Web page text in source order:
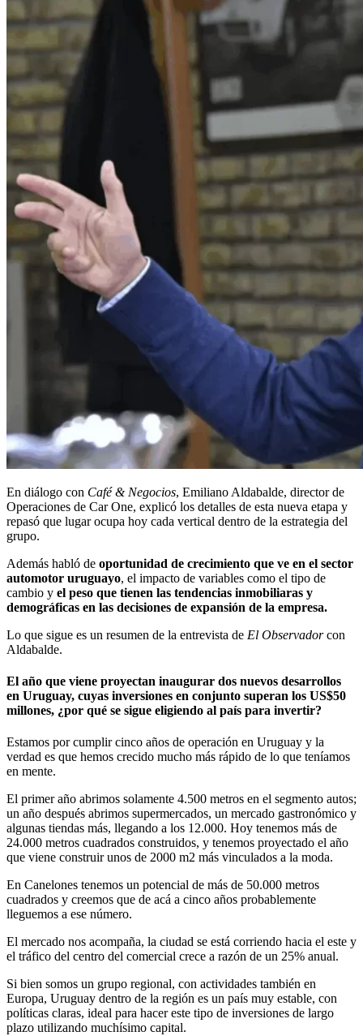
En diálogo con Café & Negocios, Emiliano Aldabalde, director de
Operaciones de Car One, explicó los detalles de esta nueva etapa y
repasó que lugar ocupa hoy cada vertical dentro de la estrategia del
grupo.
Además habló de oportunidad de crecimiento que ve en el sector
automotor uruguayo, el impacto de variables como el tipo de
cambio y el peso que tienen las tendencias inmobiliaras y
demográficas en las decisiones de expansión de la empresa.
Lo que sigue es un resumen de la entrevista de El Observadorcon
Aldabalde.
El año que viene proyectan inaugurar dos nuevos desarrollos
en Uruguay, cuyas inversiones en conjunto superan los US$50
millones, ¿por qué se sigue eligiendo al país para invertir?
Estamos por cumplir cinco años de operación en Uruguay y la
verdad es que hemos crecido mucho más rápido de lo que teníamos
en mente.
El primer año abrimos solamente 4.500 metros en el segmento autos;
un año después abrimos supermercados, un mercado gastronómico y
algunas tiendas más, llegando a los 12.000. Hoy tenemos más de
24.000 metros cuadrados construidos, y tenemos proyectado el año
que viene construir unos de 2000 m2 más vinculados a la moda.
En Canelones tenemos un potencial de más de 50.000 metros
cuadrados y creemos que de acá a cinco años probablemente
lleguemos a ese número.
El mercado nos acompaña, la ciudad se está corriendo hacia el este y
el tráfico del centro del comercial crece a razón de un 25% anual.
Si bien somos un grupo regional, con actividades también en
Europa, Uruguay dentro de la región es un país muy estable, con
políticas claras, ideal para hacer este tipo de inversiones de largo
plazo utilizando muchísimo capital.